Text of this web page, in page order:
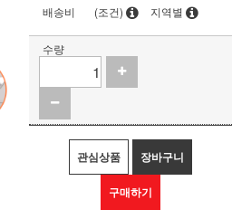
배송비
(조건) 지역별
수량
관심상품 장바구니
구매하기